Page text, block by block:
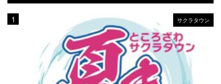
サクラタウン